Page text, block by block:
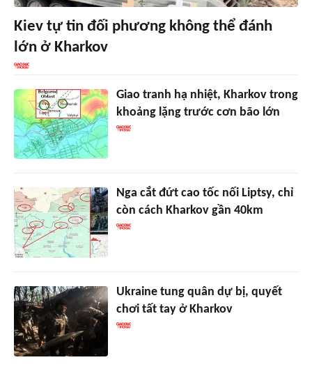
Kiev tự tin đối phương không thể đánh
lớn ở Kharkov
Giao tranh hạ nhiệt, Kharkov trong
khoảng lặng trước cơn bão lớn
Nga cắt đứt cao tốc nối Liptsy, chỉ
còn cách Kharkov gần 40km
Ukraine tung quân dự bị, quyết
chơi tất tay ở Kharkov